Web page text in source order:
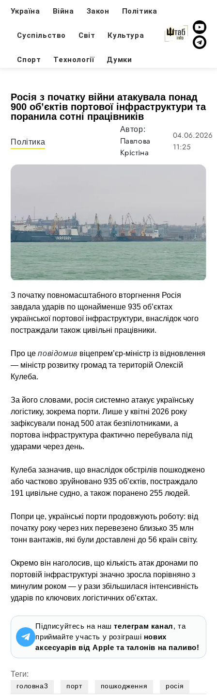
Україна Війна Закон Політика
Суспільство Світ Культура
Спорт Технології Думки
Росія з початку війни атакувала понад
900 об’єктів портової інфраструктури та
поранила сотні працівників
Політика
Автор:
Павлова
Крістіна
04.06.2026
11:25
З початку повномасштабного вторгнення Росія
завдала ударів по щонайменше 935 об’єктах
української портової інфраструктури, внаслідок чого
постраждали також цивільні працівники.
Про цеповідомив віцепрем’єр-міністр із відновлення
— міністр розвитку громад та територій Олексій
Кулеба.
За його словами, росія системно атакує українську
логістику, зокрема порти. Лише у квітні 2026 року
зафіксували понад 500 атак безпілотниками, а
портова інфраструктура фактично перебувала під
ударами через день.
Кулеба зазначив, що внаслідок обстрілів пошкоджено
або частково зруйновано 935 об’єктів, постраждало
191 цивільне судно, а також поранено 255 людей.
Попри це, українські порти продовжують роботу: від
початку року через них перевезено близько 35 млн
тонн вантажів, які були доставлені до 56 країн світу.
Окремо він наголосив, що кількість атак дронами по
портовій інфраструктурі значно зросла порівняно з
минулим роком — у рази збільшилася інтенсивність
ударів по ключових логістичних об’єктах.
Підписуйтесь на наштелеграм канал, та
приймайте участь у розіграші нових
аксесуарів від Apple та талонів на паливо!
Теги:
головна3 порт пошкодження росія